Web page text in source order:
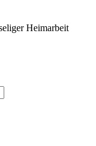
Heimarbeit